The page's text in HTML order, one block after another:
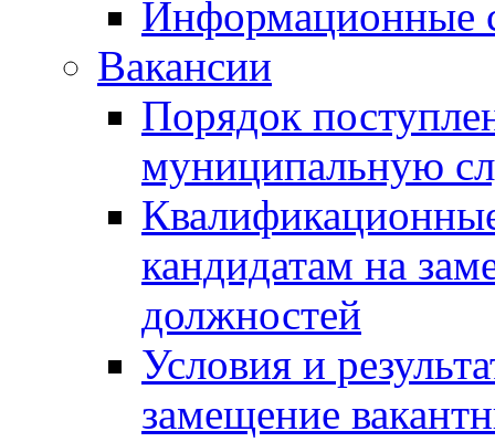
Информационные
Вакансии
Порядок
муниципальную
кандидатам на
должностей
Условия и
замещение